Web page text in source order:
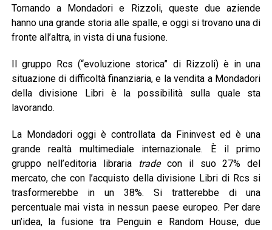
Tornando a Mondadori e Rizzoli, queste due aziende
hanno una grande storia alle spalle, e oggi si trovano una di
fronte all’altra, in vista di una fusione.
Il gruppo Rcs (“evoluzione storica” di Rizzoli) è in una
situazione di difficoltà finanziaria, e la vendita a Mondadori
della divisione Libri è la possibilità sulla quale sta
lavorando.
La Mondadori oggi è controllata da Fininvest ed è una
grande realtà multimediale internazionale. È il primo
gruppo nell’editoria libraria tradecon il suo 27% del
mercato, che con l’acquisto della divisione Libri di Rcs si
trasformerebbe in un 38%. Si tratterebbe di una
percentuale mai vista in nessun paese europeo. Per dare
un’idea, la fusione tra Penguin e Random House, due